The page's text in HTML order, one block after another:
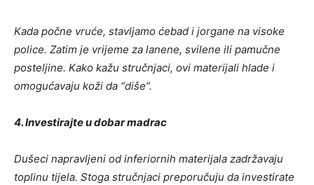
Kada počne vruće, stavljamo ćebad i jorgane na visoke
police. Zatim je vrijeme za lanene, svilene ili pamučne
posteljine. Kako kažu stručnjaci, ovi materijali hlade i
omogućavaju koži da “diše”.
4. Investirajte u dobar madrac
Dušeci napravljeni od inferiornih materijala zadržavaju
toplinu tijela. Stoga stručnjaci preporučuju da investirate